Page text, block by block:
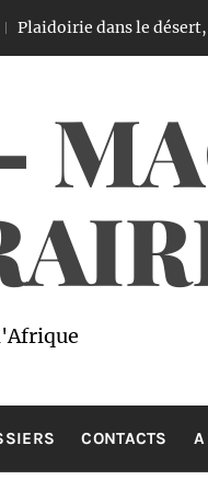
le désert, un
CONTACTS A